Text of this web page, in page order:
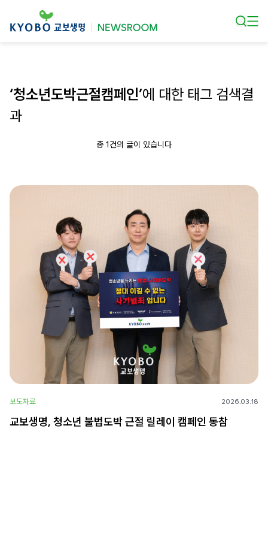
‘청소년도박근절캠페인’에 대한 태그 검색결
과
총 1건의 글이 있습니다
보도자료 2026.03.18
교보생명, 청소년 불법도박 근절 릴레이 캠페인 동참